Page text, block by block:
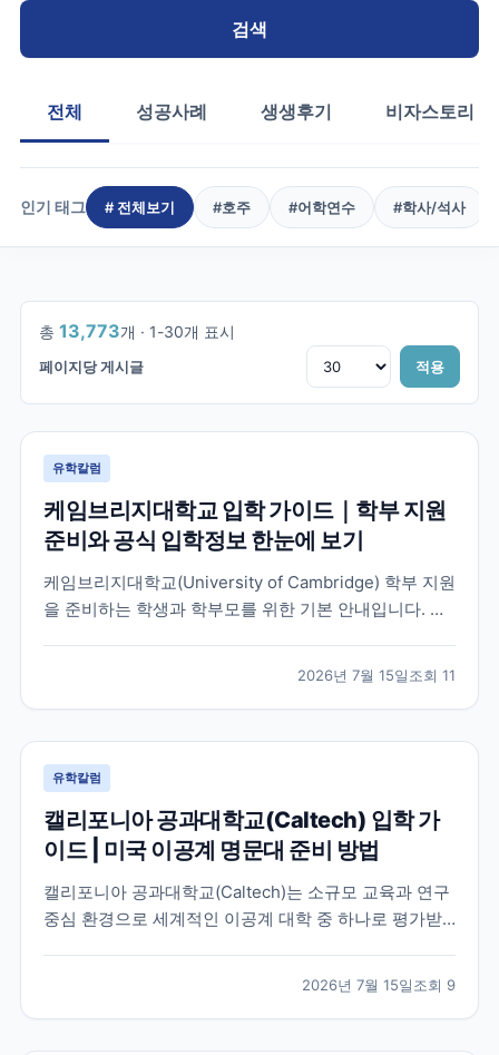
검색
전체 성공사례 생생후기 비자스토리
인기 태그 # 전체보기 #호주 #어학연수 #학사/석사
총 13,773개 · 1-30개 표시
페이지당 게시글 적용
1/460
유학칼럼
케임브리지대학교 입학 가이드｜학부 지원
준비와 공식 입학정보 한눈에 보기
케임브리지대학교(University of Cambridge) 학부 지원
을 준비하는 학생과 학부모를 위한 기본 안내입니다. 공
2026년 7월 15일조회 11
유학칼럼
캘리포니아 공과대학교(Caltech) 입학 가
이드 | 미국 이공계 명문대 준비 방법
캘리포니아 공과대학교(Caltech)는 소규모 교육과 연구
중심 환경으로 세계적인 이공계 대학 중 하나로 평가받
2026년 7월 15일조회 9